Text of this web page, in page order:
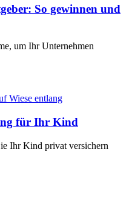
So gewinnen und
um Ihr Unternehmen
für Ihr Kind
Ihr Kind privat versichern